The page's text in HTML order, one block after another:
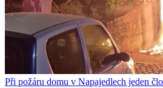
Při požáru domu v Napajedlech jeden